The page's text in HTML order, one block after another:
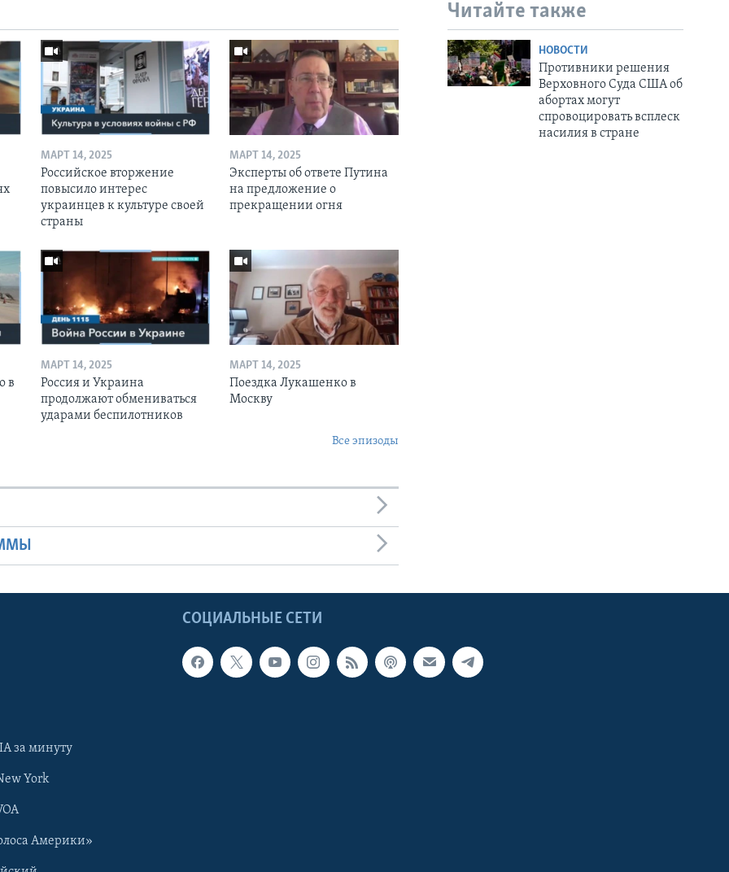
Читайте также
НОВОСТИ
Противники решения
Верховного Суда США об
абортах могут
спровоцировать всплеск
насилия в стране
МАРТ 14, 2025
Российское вторжение
повысило интерес
украинцев к культуре своей
страны
МАРТ 14, 2025
Эксперты об ответе Путина
на предложение о
прекращении огня
в
МАРТ 14, 2025
Россия и Украина
продолжают обмениваться
ударами беспилотников
МАРТ 14, 2025
Поездка Лукашенко в
Москву
Все эпизоды
СОЦИАЛЬНЫЕ СЕТИ
за минуту
York
Америки»